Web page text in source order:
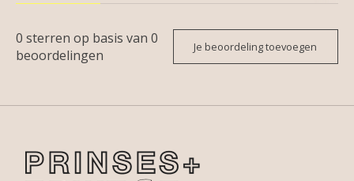
0 sterren op basis van 0
beoordelingen
Je beoordeling toevoegen